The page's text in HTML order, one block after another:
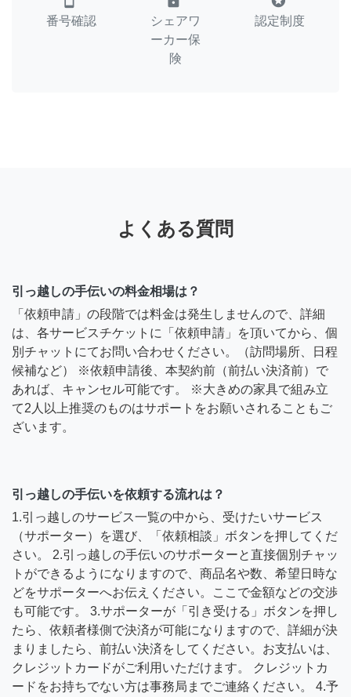
番号確認
シェアワ
ーカー保
険
認定制度
よくある質問
引っ越しの手伝いの料金相場は？
「依頼申請」の段階では料金は発生しませんので、詳細
は、各サービスチケットに「依頼申請」を頂いてから、個
別チャットにてお問い合わせください。（訪問場所、日程
候補など） ※依頼申請後、本契約前（前払い決済前）で
あれば、キャンセル可能です。 ※大きめの家具で組み立
て2人以上推奨のものはサポートをお願いされることもご
ざいます。
引っ越しの手伝いを依頼する流れは？
1.引っ越しのサービス一覧の中から、受けたいサービス
（サポーター）を選び、「依頼相談」ボタンを押してくだ
さい。 2.引っ越しの手伝いのサポーターと直接個別チャッ
トができるようになりますので、商品名や数、希望日時な
どをサポーターへお伝えください。ここで金額などの交渉
も可能です。 3.サポーターが「引き受ける」ボタンを押し
たら、依頼者様側で決済が可能になりますので、詳細が決
まりましたら、前払い決済をしてください。お支払いは、
クレジットカードがご利用いただけます。 クレジットカ
ードをお持ちでない方は事務局までご連絡ください。 4.予